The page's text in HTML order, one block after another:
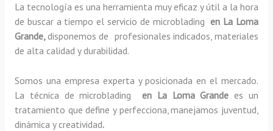
La tecnología es una herramienta muy eficaz y útil a la hora
de buscar a tiempo el servicio de microblading en La Loma
Grande,disponemos de profesionales indicados, materiales
de alta calidad y durabilidad.
Somos una empresa experta y posicionada en el mercado.
La técnica de microblading en La Loma Grande es un
tratamiento que define y perfecciona, manejamos juventud,
dinámica y creatividad.